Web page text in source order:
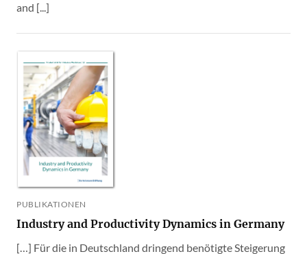
and [...]
PUBLIKATIONEN
Industry and Productivity Dynamics in Germany
[…] Für die in Deutschland dringend benötigte Steigerung